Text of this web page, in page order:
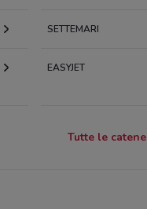
SETTEMARI
EASYJET
Tutte le catene